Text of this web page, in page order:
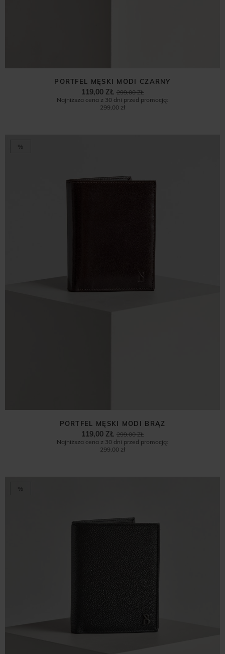
PORTFEL MĘSKI MODI CZARNY
299,00 ZŁ
119,00 ZŁ
Najniższa cena z 30 dni przed promocją:
299,00 zł
%
PORTFEL MĘSKI MODI BRĄZ
299,00 ZŁ
119,00 ZŁ
Najniższa cena z 30 dni przed promocją:
299,00 zł
%